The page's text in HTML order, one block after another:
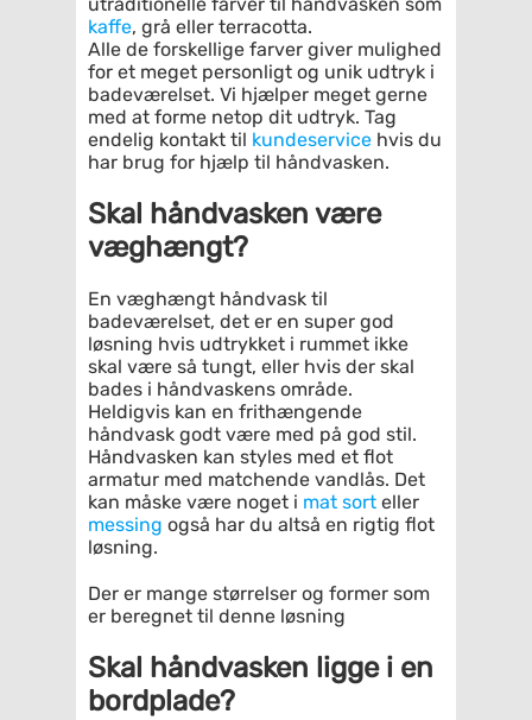
utraditionelle farver til håndvasken som
kaffe, grå eller terracotta.
Alle de forskellige farver giver mulighed
for et meget personligt og unik udtryk i
badeværelset. Vi hjælper meget gerne
med at forme netop dit udtryk. Tag
endelig kontakt til kundeservice hvis du
har brug for hjælp til håndvasken.
Skal håndvasken være
væghængt?
En væghængt håndvask til
badeværelset, det er en super god
løsning hvis udtrykket i rummet ikke
skal være så tungt, eller hvis der skal
bades i håndvaskens område.
Heldigvis kan en frithængende
håndvask godt være med på god stil.
Håndvasken kan styles med et flot
armatur med matchende vandlås. Det
kan måske være noget i mat sort eller
messing også har du altså en rigtig flot
løsning.
Der er mange størrelser og former som
er beregnet til denne løsning
Skal håndvasken ligge i en
bordplade?